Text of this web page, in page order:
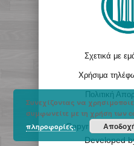
Σχετικά με
Χρήσιμα
Πολιτική
Copyright ©
Developed
Συνεχίζοντας να
συμφωνείτε με τη χρήση των
πληροφορίες.